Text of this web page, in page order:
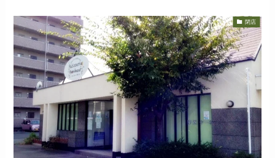
閉店